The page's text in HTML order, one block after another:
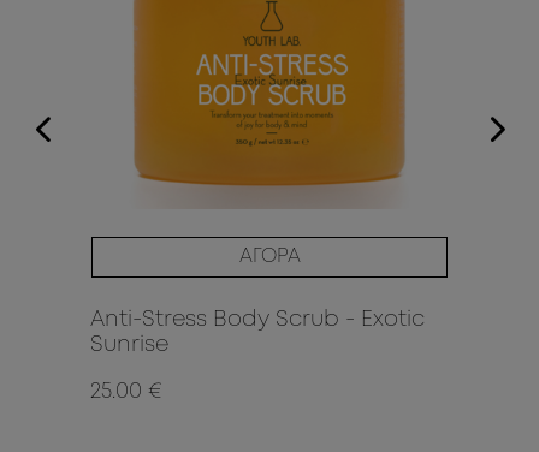
ΑΓΟΡΑ
Anti-Stress Body Scrub - Exotic
Sunrise
25.00 €